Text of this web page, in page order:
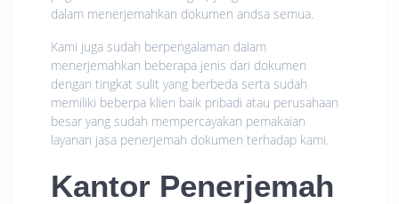
dalam menerjemahkan dokumen andsa semua.
Kami juga sudah berpengalaman dalam
menerjemahkan beberapa jenis dari dokumen
dengan tingkat sulit yang berbeda serta sudah
memiliki beberpa klien baik pribadi atau perusahaan
besar yang sudah mempercayakan pemakaian
layanan jasa penerjemah dokumen terhadap kami.
Kantor Penerjemah